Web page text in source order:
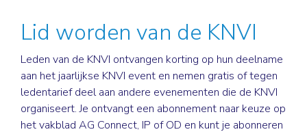
Lid worden van de KNVI
Leden van de KNVI ontvangen korting op hun deelname
aan het jaarlijkse KNVI event en nemen gratis of tegen
ledentarief deel aan andere evenementen die de KNVI
organiseert. Je ontvangt een abonnement naar keuze op
het vakblad AG Connect, IP of OD en kunt je abonneren